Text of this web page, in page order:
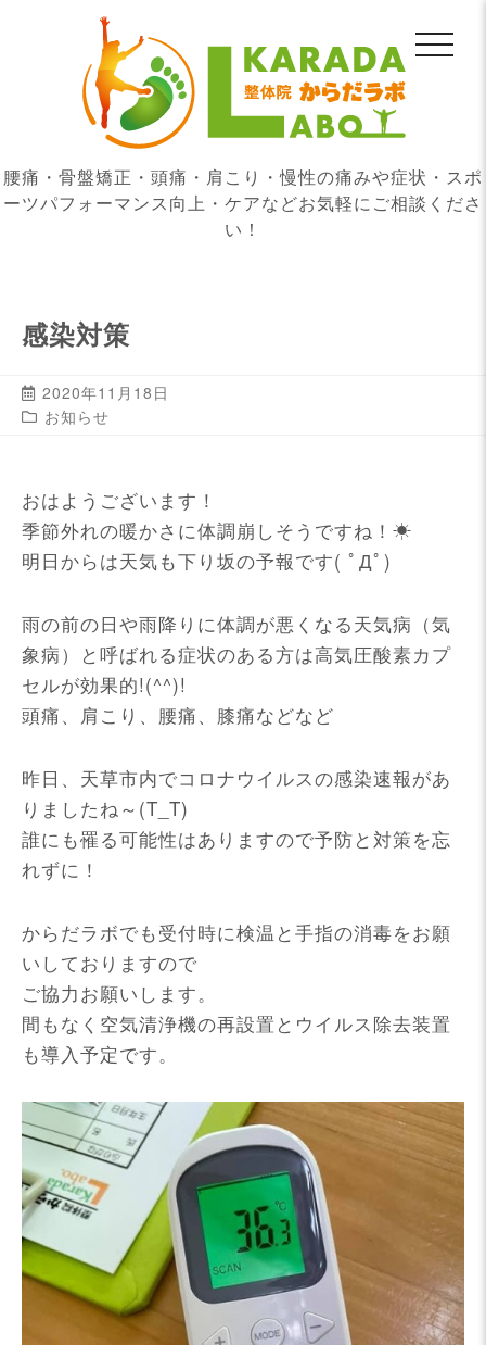
腰痛・骨盤矯正・頭痛・肩こり・慢性の痛みや症状・スポ
ーツパフォーマンス向上・ケアなどお気軽にご相談くださ
い！
感染対策
2020年11月18日
お知らせ
おはようございます！
季節外れの暖かさに体調崩しそうですね！☀
明日からは天気も下り坂の予報です( ﾟДﾟ)
雨の前の日や雨降りに体調が悪くなる天気病（気
象病）と呼ばれる症状のある方は高気圧酸素カプ
セルが効果的!(^^)!
頭痛、肩こり、腰痛、膝痛などなど
昨日、天草市内でコロナウイルスの感染速報があ
りましたね～(T_T)
誰にも罹る可能性はありますので予防と対策を忘
れずに！
からだラボでも受付時に検温と手指の消毒をお願
いしておりますので
ご協力お願いします。
間もなく空気清浄機の再設置とウイルス除去装置
も導入予定です。